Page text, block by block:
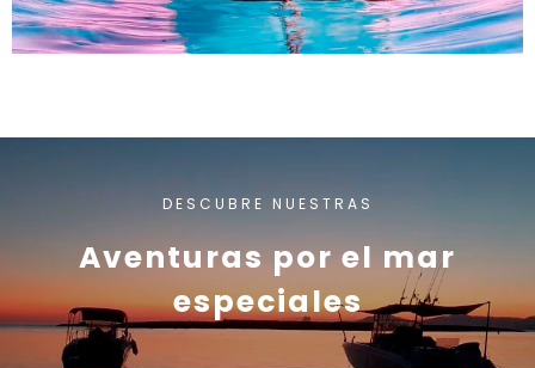
DESCUBRE NUESTRAS
Aventuras por el mar
especiales